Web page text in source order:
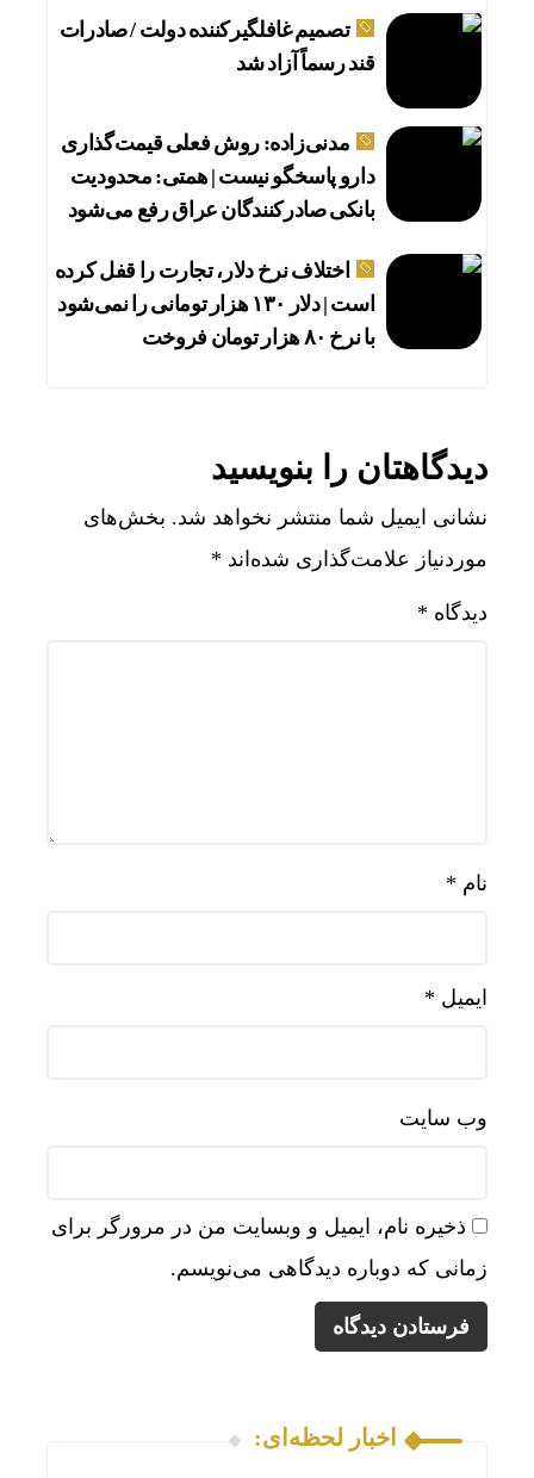
تصمیم غافلگیرکننده دولت / صادرات
قند رسماً آزاد شد
مدنی‌زاده: روش فعلی قیمت‌گذاری
دارو پاسخگو نیست | همتی: محدودیت
بانکی صادرکنندگان عراق رفع می‌شود
اختلاف نرخ دلار، تجارت را قفل کرده
است | دلار ۱۳۰ هزار تومانی را نمی‌شود
با نرخ ۸۰ هزار تومان فروخت
دیدگاهتان را بنویسید
نشانی ایمیل شما منتشر نخواهد شد. بخش‌های
موردنیاز علامت‌گذاری شده‌اند *
دیدگاه *
نام *
ایمیل *
وب‌ سایت
ذخیره نام، ایمیل و وبسایت من در مرورگر برای
زمانی که دوباره دیدگاهی می‌نویسم.
اخبار لحظه‌ای: